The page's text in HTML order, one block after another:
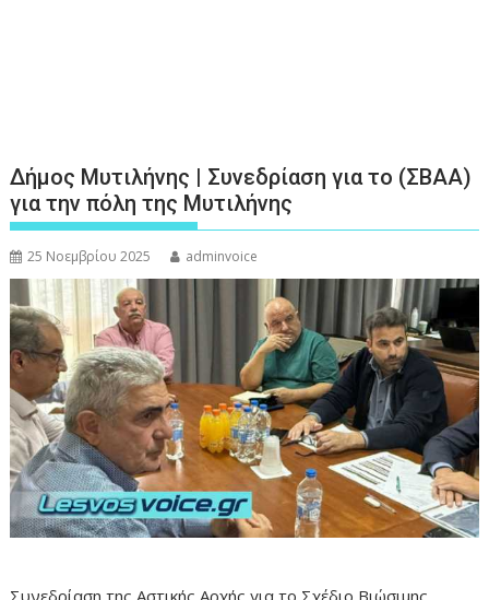
Δήμος Μυτιλήνης | Συνεδρίαση για το (ΣΒΑΑ)
για την πόλη της Μυτιλήνης
25 Νοεμβρίου 2025 adminvoice